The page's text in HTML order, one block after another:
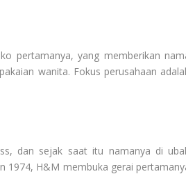
pertamanya, yang memberikan
wanita. Fokus perusahaan
dan sejak saat itu namanya di
1974, H&M membuka gerai